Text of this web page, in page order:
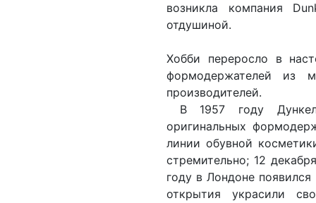
возникла компания
отдушиной.
Хобби переросло в
формодержателей из
производителей.
В 1957 году
оригинальных
линии обувной
стремительно; 12
году в Лондоне
открытия украсили